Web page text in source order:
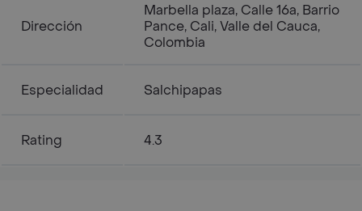
Dirección
Marbella plaza, Calle 16a, Barrio
Pance, Cali, Valle del Cauca,
Colombia
Especialidad Salchipapas
Rating 4.3